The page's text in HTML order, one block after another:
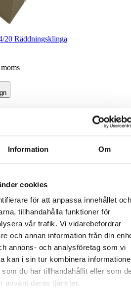
Information Om
cookies
för att anpassa innehållet och
tillhandahålla funktioner för
vår trafik. Vi vidarebefordrar
och annan information från din
annons- och analysföretag som vi
kan i sin tur kombinera
du har tillhandahållit eller som
använt deras tjänster.
20 Räddningsklinga
25